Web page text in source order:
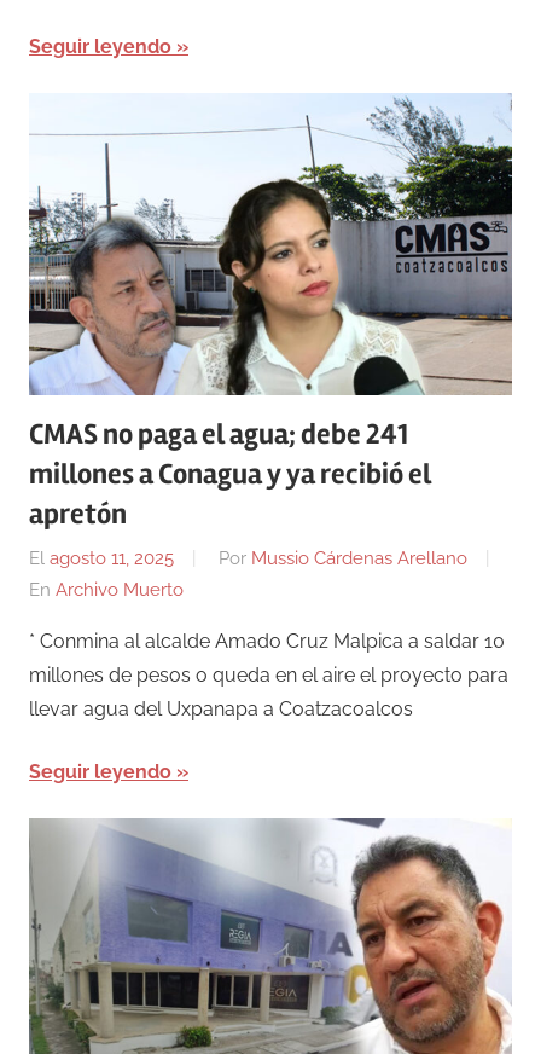
Seguir leyendo
CMAS no paga el agua; debe 241
millones a Conagua y ya recibió el
apretón
El agosto 11, 2025 Por Mussio Cárdenas Arellano
En Archivo Muerto
* Conmina al alcalde Amado Cruz Malpica a saldar 10
millones de pesos o queda en el aire el proyecto para
llevar agua del Uxpanapa a Coatzacoalcos
Seguir leyendo